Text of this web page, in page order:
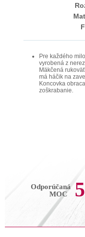
Pre každého
vyrobená z
Mäkčená
má háčik na
Koncovka
zoškrabanie.
Odporúčaná
MOC